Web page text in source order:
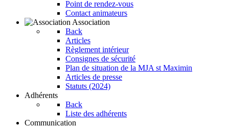
Point de rendez-vous
Contact animateurs
Association
Back
Articles
Règlement intérieur
Consignes de sécurité
Plan de situation de la MJA st Maximin
Articles de presse
Statuts (2024)
Adhérents
Back
Liste des adhérents
Communication